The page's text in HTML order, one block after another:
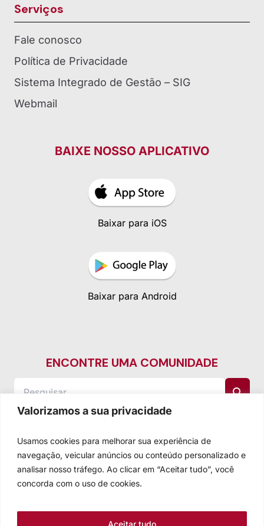
Valorizamos a sua privacidade
Usamos cookies para melhorar sua experiência de
navegação, veicular anúncios ou conteúdo personalizado e
analisar nosso tráfego. Ao clicar em “Aceitar tudo”, você
concorda com o uso de cookies.
Aceitar tudo
Serviços
Fale conosco
Política de Privacidade
Sistema Integrado de Gestão – SIG
Webmail
BAIXE NOSSO APLICATIVO
Baixar para iOS
Baixar para Android
ENCONTRE UMA COMUNIDADE